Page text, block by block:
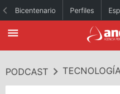
Bicentenario Perfiles
PODCAST